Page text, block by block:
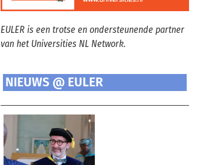
EULER is een trotse en ondersteunende partner
van het Universities NL Network.
NIEUWS @ EULER